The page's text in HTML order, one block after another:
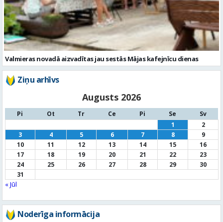
Valmieras novadā aizvadītas jau sestās Mājas kafejnīcu dienas
Ziņu arhīvs
Augusts 2026
Pi Ot Tr Ce Pi Se
Sv
1
2
3
4 5 6 7 8
9
10
11 12 13 14 15
16
17
18 19 20 21 22
23
24
25 26 27 28 29
30
31
« Jūl
Noderīga informācija